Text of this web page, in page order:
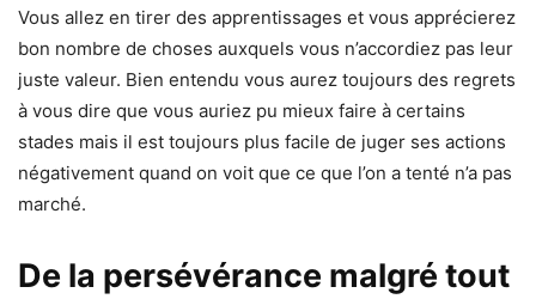
Vous allez en tirer des apprentissages et vous apprécierez
bon nombre de choses auxquels vous n’accordiez pas leur
juste valeur. Bien entendu vous aurez toujours des regrets
à vous dire que vous auriez pu mieux faire à certains
stades mais il est toujours plus facile de juger ses actions
négativement quand on voit que ce que l’on a tenté n’a pas
marché.
De la persévérance malgré tout